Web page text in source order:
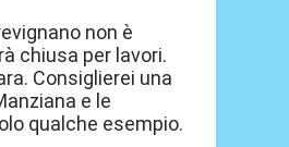
non è
chiusa per lavori.
Consiglierei una
e le
qualche esempio.